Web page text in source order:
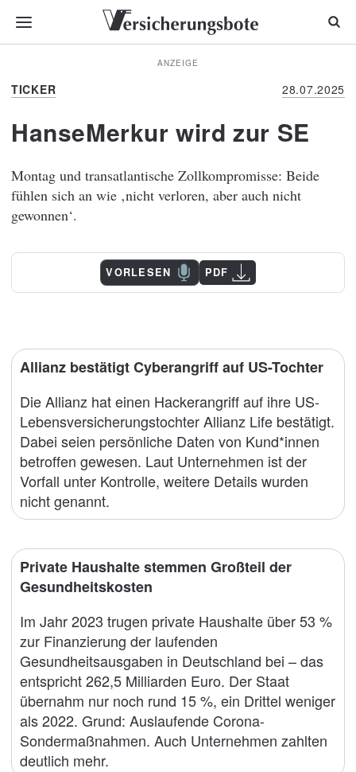
ANZEIGE
TICKER 28.07.2025
HanseMerkur wird zur SE
Montag und transatlantische Zollkompromisse: Beide
fühlen sich an wie ‚nicht verloren, aber auch nicht
gewonnen‘.
VORLESEN PDF
Allianz bestätigt Cyberangriff auf US-Tochter
Die Allianz hat einen Hackerangriff auf ihre US-
Lebensversicherungstochter Allianz Life bestätigt.
Dabei seien persönliche Daten von Kund*innen
betroffen gewesen. Laut Unternehmen ist der
Vorfall unter Kontrolle, weitere Details wurden
nicht genannt.
Private Haushalte stemmen Großteil der
Gesundheitskosten
Im Jahr 2023 trugen private Haushalte über 53 %
zur Finanzierung der laufenden
Gesundheitsausgaben in Deutschland bei – das
entspricht 262,5 Milliarden Euro. Der Staat
übernahm nur noch rund 15 %, ein Drittel weniger
als 2022. Grund: Auslaufende Corona-
Sondermaßnahmen. Auch Unternehmen zahlten
deutlich mehr.